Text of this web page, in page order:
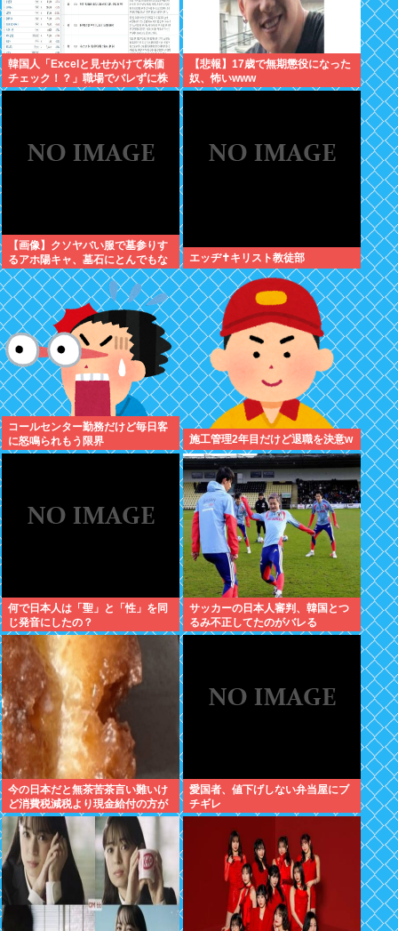
韓国人「Excelと見せかけて株価
チェック！？」職場でバレずに株
取引、巧妙な偽装サイトが話題に
【悲報】17歳で無期懲役になった
奴、怖いwww
【画像】クソヤバい服で墓参りす
るアホ陽キャ、墓石にとんでもな
いものをぶっかける
エッヂ✝️キリスト教徒部
コールセンター勤務だけど毎日客
に怒鳴られもう限界
施工管理2年目だけど退職を決意w
何で日本人は「聖」と「性」を同
じ発音にしたの？
サッカーの日本人審判、韓国とつ
るみ不正してたのがバレる
今の日本だと無茶苦茶言い難いけ
ど消費税減税より現金給付の方が
嬉しい件
愛国者、値下げしない弁当屋にブ
チギレ